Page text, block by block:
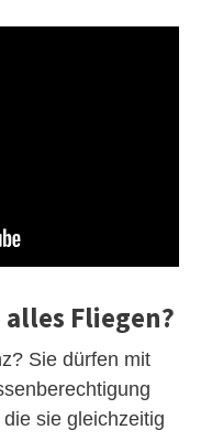
Fliegen?
Sie dürfen mit
sie gleichzeitig